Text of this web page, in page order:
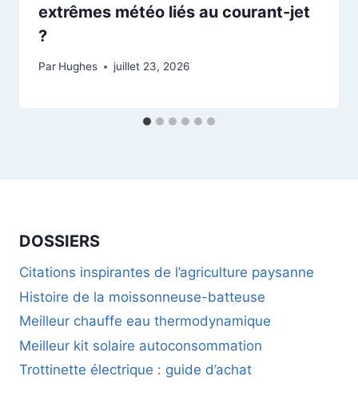
extrêmes météo liés au courant-jet
?
Par Hughes juillet 23, 2026
DOSSIERS
Citations inspirantes de l’agriculture paysanne
Histoire de la moissonneuse-batteuse
Meilleur chauffe eau thermodynamique
Meilleur kit solaire autoconsommation
Trottinette électrique : guide d’achat